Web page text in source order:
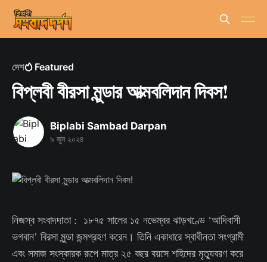
দেশ Featured
বিপ্লবী বীরসা মুন্ডার আত্মবলিদান দিবস!
Biplabi Sambad Darpan
৯ জুন ২০২৪
নিজস্ব সংবাদদাতা : ১৮৭৫ সালের ১৫ নভেম্বর ঝাড়খণ্ডে ‘আদিবাসী
ভগবান’ বিরসা মুন্ডা জন্মগ্রহণ করেন। তিনি একাধারে স্বাধীনতা সংগ্রামী
এবং সমাজ সংস্কারক রূপে মাত্র ২৫ বছর বয়সে শহিদের মৃত্যুবরণ করে